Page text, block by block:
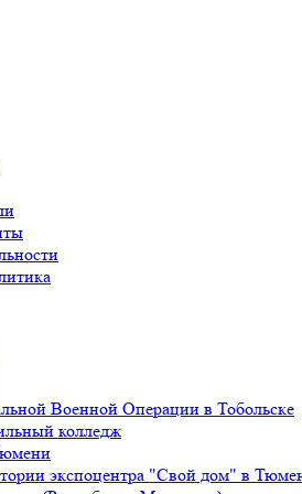
Военной Операции в Тобольске
колледж
экспоцентра "Свой дом" в